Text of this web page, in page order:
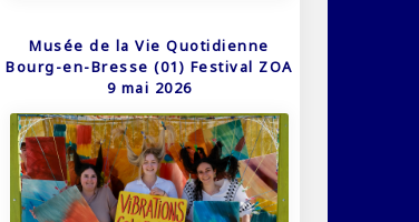
Musée de la Vie Quotidienne
Bourg-en-Bresse (01) Festival ZOA
9 mai 2026